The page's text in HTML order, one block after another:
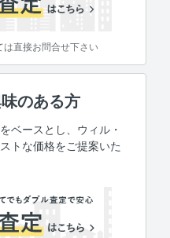
直接お問合せ下さい
のある方
ベースとし、ウィル・
トな価格をご提案いた